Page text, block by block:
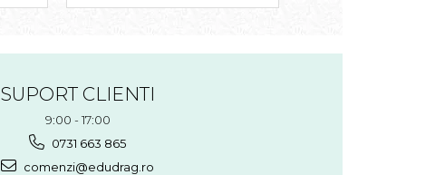
SUPORT CLIENTI
9:00 - 17:00
0731 663 865
comenzi@edudrag.ro